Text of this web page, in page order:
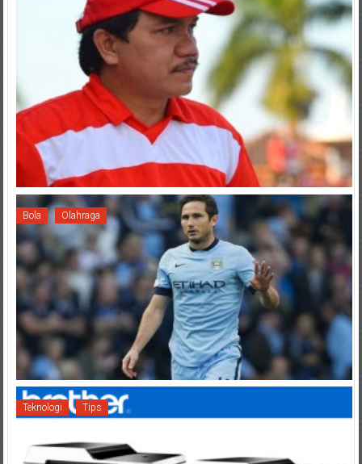
Bola Olahraga
Teknologi Tips